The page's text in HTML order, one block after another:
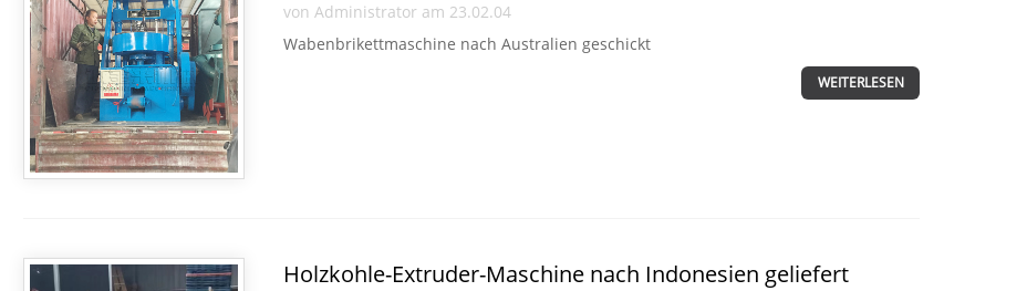
von Administrator am 23.02.04
Wabenbrikettmaschine nach Australien geschickt
WEITERLESEN
Holzkohle-Extruder-Maschine nach Indonesien geliefert